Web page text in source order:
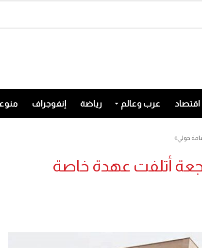
اقتصاد عرب وعالم رياضة إنفوجراف
حولي»
أتلفت عهدة خاصة